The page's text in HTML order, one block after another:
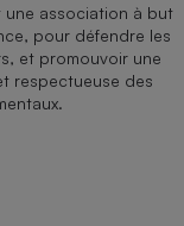
une association à but
pour défendre les
et promouvoir une
respectueuse des